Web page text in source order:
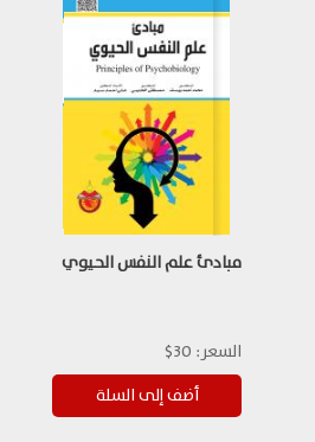
مبادئ علم النفس الحيوي
السعر: 30$